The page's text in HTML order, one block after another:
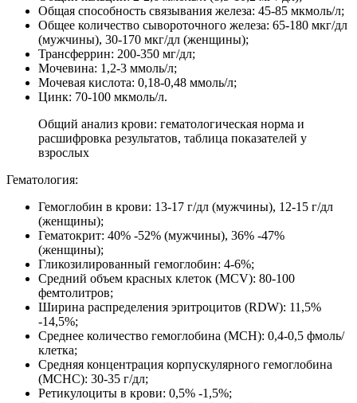
Общая способность связывания железа: 45-85 мкмоль/л;
Общее количество сывороточного железа: 65-180 мкг/дл
(мужчины), 30-170 мкг/дл (женщины);
Трансферрин: 200-350 мг/дл;
Мочевина: 1,2-3 ммоль/л;
Мочевая кислота: 0,18-0,48 ммоль/л;
Цинк: 70-100 мкмоль/л.
Общий анализ крови: гематологическая норма и
расшифровка результатов, таблица показателей у
взрослых
Гематология:
Гемоглобин в крови: 13-17 г/дл (мужчины), 12-15 г/дл
(женщины);
Гематокрит: 40% -52% (мужчины), 36% -47%
(женщины);
Гликозилированный гемоглобин: 4-6%;
Средний объем красных клеток (MCV): 80-100
фемтолитров;
Ширина распределения эритроцитов (RDW): 11,5%
-14,5%;
Среднее количество гемоглобина (MCH): 0,4-0,5 фмоль/
клетка;
Средняя концентрация корпускулярного гемоглобина
(MCHC): 30-35 г/дл;
Ретикулоциты в крови: 0,5% -1,5%;